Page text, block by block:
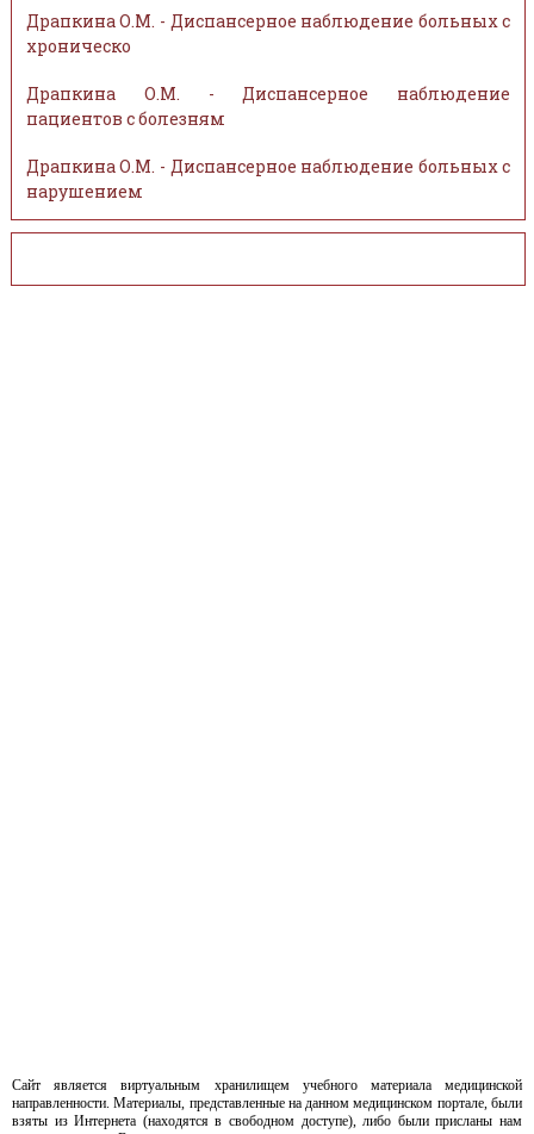
Драпкина О.М. - Диспансерное наблюдение больных с
хроническо
Драпкина О.М. - Диспансерное наблюдение
пациентов с болезням
Драпкина О.М. - Диспансерное наблюдение больных с
нарушением
Сайт является виртуальным хранилищем учебного материала медицинской
направленности. Материалы, представленные на данном медицинском портале, были
взяты из Интернета (находятся в свободном доступе), либо были присланы нам